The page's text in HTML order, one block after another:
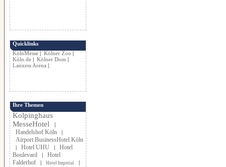
Quicklinks
KölnMesse
Kölner Zoo
Köln.de
Kölner Dom
Lanxess Arena
Ihre Themen
Kolpinghaus
MesseHotel
Handelshof Köln
Airport BusinessHotel Köln
Hotel UHU
Hotel
Boulevard
Hotel
Falderhof
Hotel Imperial